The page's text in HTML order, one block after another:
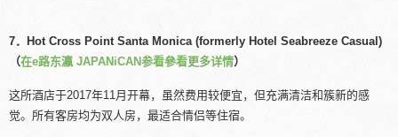
7．Hot Cross Point Santa Monica (formerly Hotel Seabreeze Casual)
（在e路东瀛 JAPANiCAN参看參看更多详情）
这所酒店于2017年11月开幕，虽然费用较便宜，但充满清洁和簇新的感
觉。所有客房均为双人房，最适合情侣等住宿。